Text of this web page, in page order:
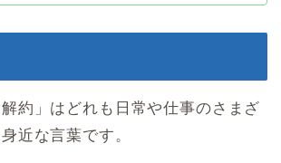
解約」はどれも日常や仕事のさまざ
近な言葉です。